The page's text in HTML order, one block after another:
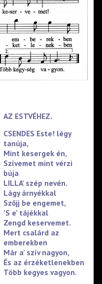
AZ ESTVÉHEZ.
CSENDES Este! légy
tanúja,
Mint kesergek én,
Szívemet mint vérzi
búja
LILLA’ szép nevén.
Lágy árnyékkal
Szőjj be engemet,
’S e’ tájékkal
Zengd keservemet.
Mert csalárd az
emberekben
Már a’ szív nagyon,
És az érzéketlenekben
Több kegyes vagyon.